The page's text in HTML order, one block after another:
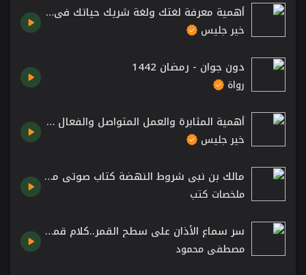
أهمية معرفة لغتك ولغة شريك حياتك في الحب – لغات الحب الخمس
خير جليس
دون جوان - رمضان 1442
رواة
أهمية المثابرة والعمل المتواصل والفعال - فكر وازدد ثراء
خير جليس
مالك بن نبي شروط النهضة كتاب صوتي مسموع بجودة عالية
ملخصات كتب
سر سماع الأذان على سطح القمر..كلام قمة في الروعة | الدكتور مصطفى محمود
مصطفى محمود